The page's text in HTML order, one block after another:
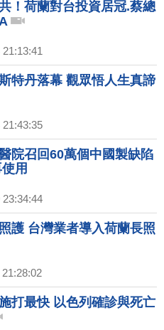
！荷蘭對台投資居冠.蔡總
特丹落幕 觀眾悟人生真諦
21:43:35
院召回60萬個中國製缺陷
用
23:34:44
護 台灣業者導入荷蘭長照
打最快 以色列確診與死亡